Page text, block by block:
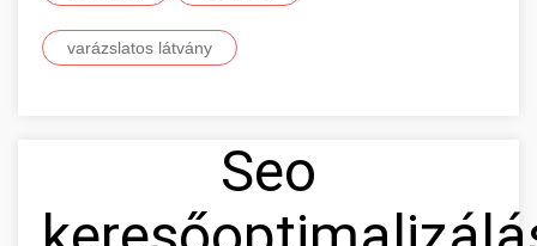
varázslatos látvány
Seo